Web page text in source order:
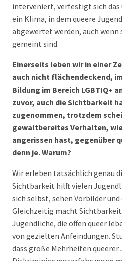
interveniert, verfestigt sich das
ein Klima, in dem queere
abgewertet werden, auch
gemeint sind.
Einerseits leben wir in einer
auch nicht flächendeckend,
Bildung im Bereich LGBTIQ+
zuvor, auch die Sichtbarkeit
zugenommen, trotzdem
gewaltbereites Verhalten,
angerissen hast, gegenüber
denn je. Warum?
Wir erleben tatsächlich genau
Sichtbarkeit hilft vielen
sich selbst, sehen Vorbilder
Gleichzeitig macht
Jugendliche, die offen queer
von gezielten Anfeindungen.
dass große Mehrheiten